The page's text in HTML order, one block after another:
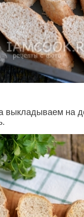
выкладываем на